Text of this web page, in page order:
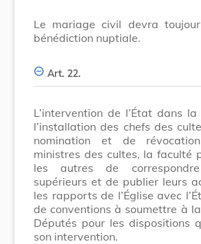
Le mariage civil devra
bénédiction nuptiale.
Art. 22.
L’intervention de l’État dans
l’installation des chefs des
nomination et de
ministres des cultes, la faculté
les autres de
supérieurs et de publier leurs
les rapports de l’Église avec
de conventions à soumettre à
Députés pour les dispositions
son intervention.